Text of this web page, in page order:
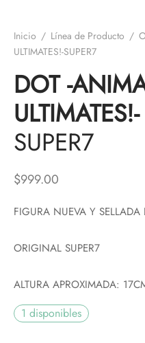
Inicio / Línea de Producto /
ULTIMATES!-SUPER7
DOT -
ULTIMATES!-
SUPER7
$999.00
FIGURA NUEVA Y SELLADA
ORIGINAL SUPER7
ALTURA APROXIMADA:
1 disponibles